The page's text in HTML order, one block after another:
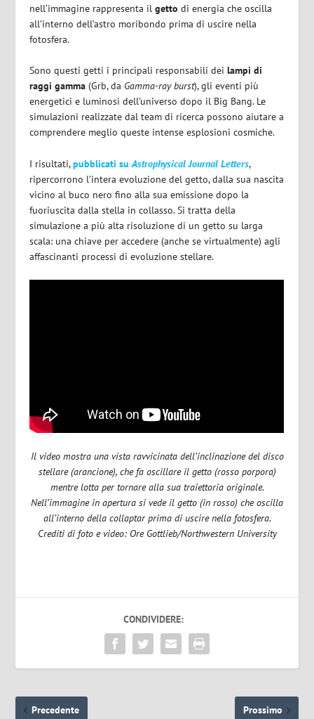
nell’immagine rappresenta ilgetto di energia che oscilla
all’interno dell’astro moribondo prima di uscire nella
fotosfera.
Sono questi getti i principali responsabili deilampi di
raggi gamma (Grb, da Gamma-ray burst), gli eventi più
energetici e luminosi dell’universo dopo il Big Bang. Le
simulazioni realizzate dal team di ricerca possono aiutare a
comprendere meglio queste intense esplosioni cosmiche.
I risultati,pubblicati suAstrophysical Journal Letters,
ripercorrono l’intera evoluzione del getto, dalla sua nascita
vicino al buco nero fino alla sua emissione dopo la
fuoriuscita dalla stella in collasso. Si tratta della
simulazione a più alta risoluzione di un getto su larga
scala: una chiave per accedere (anche se virtualmente) agli
affascinanti processi di evoluzione stellare.
Il video mostra una vista ravvicinata dell’inclinazione del disco
stellare (arancione), che fa oscillare il getto (rosso porpora)
mentre lotta per tornare alla sua traiettoria originale.
Nell’immagine in apertura si vede il getto (in rosso) che oscilla
all’interno della collaptar prima di uscire nella fotosfera.
Crediti di foto e video: Ore Gottlieb/Northwestern University
CONDIVIDERE:
Precedente Prossimo